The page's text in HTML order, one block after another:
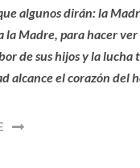
algunos dirán: la
la Madre, para hacer
de sus hijos y la lucha
alcance el corazón del